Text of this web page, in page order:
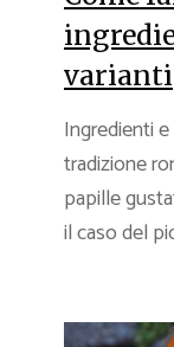
varianti
Ingredienti
tradizione
papille
il caso del